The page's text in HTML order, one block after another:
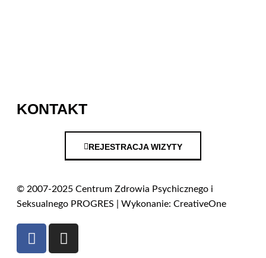
KONTAKT
REJESTRACJA WIZYTY
© 2007-2025 Centrum Zdrowia Psychicznego i
Seksualnego PROGRES | Wykonanie: CreativeOne